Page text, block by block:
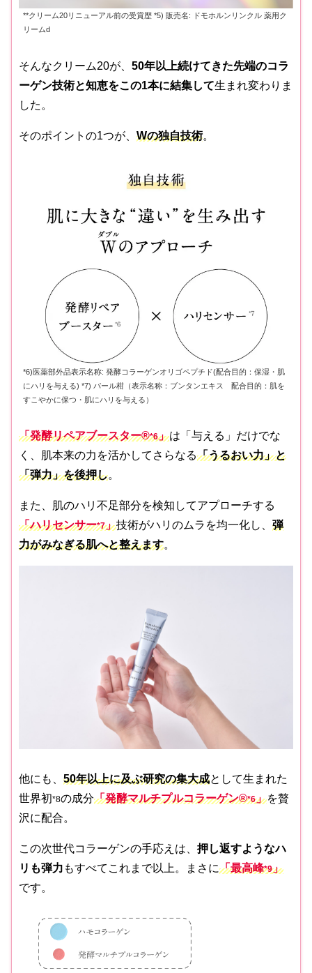
**クリーム20リニューアル前の受賞歴 *5) 販売名: ドモホルンリンクル 薬用ク
リームd
そんなクリーム20が、 50年以上続けてきた先端のコラ
ーゲン技術と知恵をこの1本に結集して生まれ変わりま
した。
そのポイントの1つが、 Wの独自技術。
*6)医薬部外品表示名称: 発酵コラーゲンオリゴペプチド(配合目的：保湿・肌
にハリを与える) *7) パール柑（表示名称：ブンタンエキス 配合目的：肌を
すこやかに保つ・肌にハリを与える）
「発酵リペアブースター®*6」は「与える」だけでな
く、肌本来の力を活かしてさらなる「うるおい力」と
「弾力」を後押し。
また、肌のハリ不足部分を検知してアプローチする
「ハリセンサー*7」技術がハリのムラを均一化し、 弾
力がみなぎる肌へと整えます。
他にも、 50年以上に及ぶ研究の集大成として生まれた
世界初*8の成分「発酵マルチプルコラーゲン®*6」を贅
沢に配合。
この次世代コラーゲンの手応えは、 押し返すようなハ
リも弾力 もすべてこれまで以上。まさに「最高峰*9」
です。